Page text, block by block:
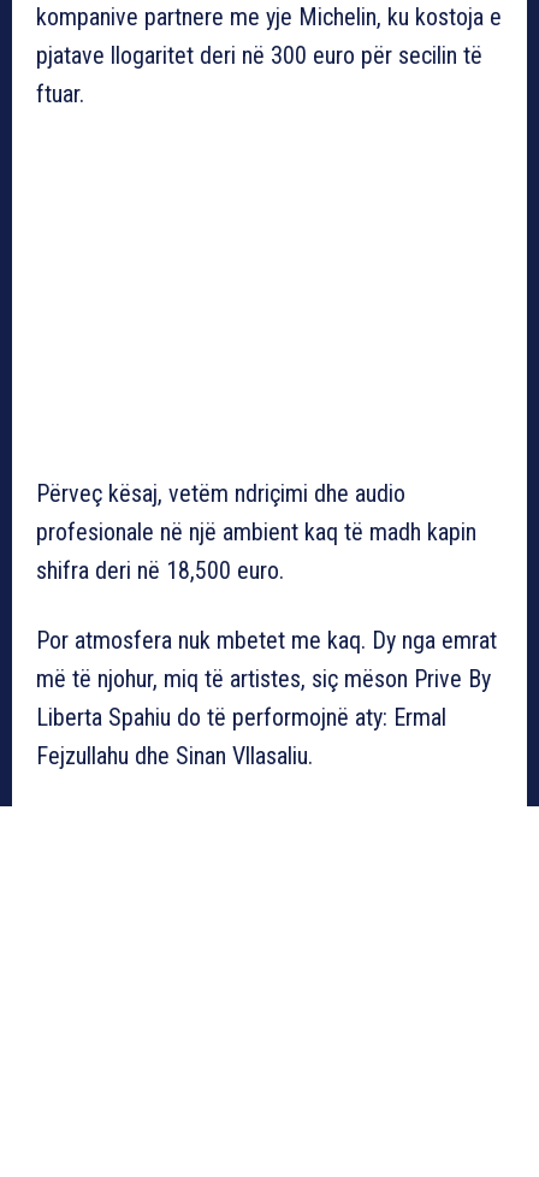
kompanive partnere me yje Michelin, ku kostoja e
pjatave llogaritet deri në 300 euro për secilin të
ftuar.
Përveç kësaj, vetëm ndriçimi dhe audio
profesionale në një ambient kaq të madh kapin
shifra deri në 18,500 euro.
Por atmosfera nuk mbetet me kaq. Dy nga emrat
më të njohur, miq të artistes, siç mëson Prive By
Liberta Spahiu do të performojnë aty: Ermal
Fejzullahu dhe Sinan Vllasaliu.